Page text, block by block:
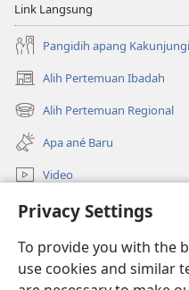
Privacy Settings
To provide you with the
use cookies and similar
Link Langsung
Pangidih apang
Alih Pertemuan Ibadah
(opens
new
window)
Alih Pertemuan Regional
(opens
new
window)
Apa ané Baru
Video
Alih
Sumbangan
(opens
new